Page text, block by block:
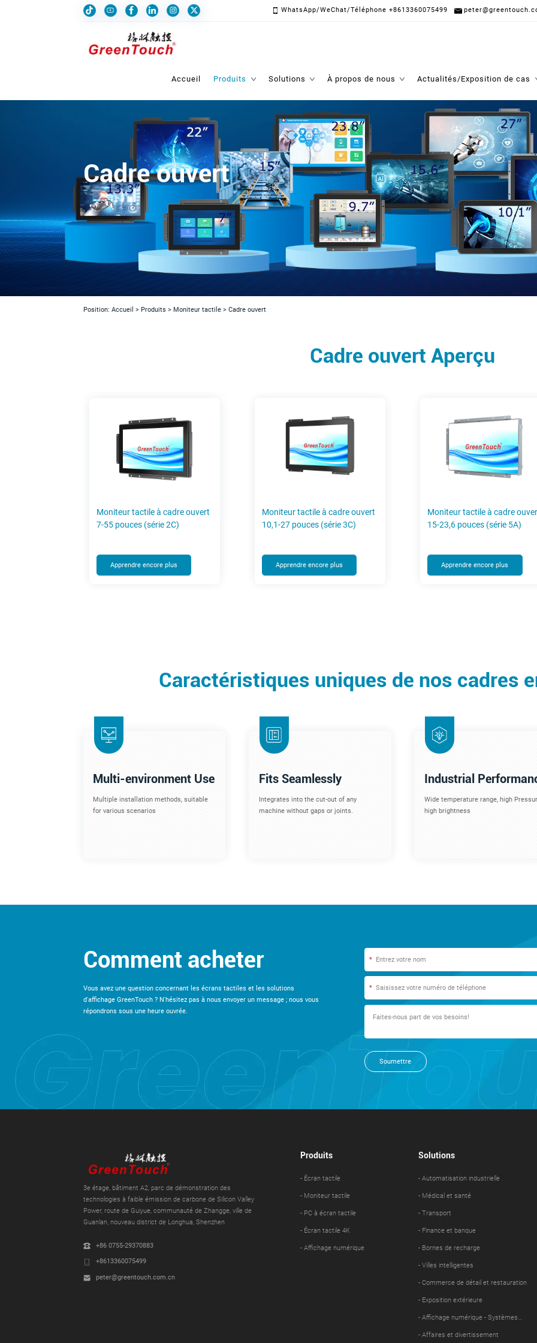
WhatsApp/WeChat/Téléphone +8613360075499
Accueil Produits Solutions À propos de nous Actualités/Exposition de cas
Cadre ouvert
Position: Accueil > Produits > Moniteur tactile>Cadre ouvert
Cadre ouvert Aperçu
Moniteur tactile à cadre ouvert
7-55 pouces (série 2C)
Apprendre encore plus
Moniteur tactile à cadre ouvert
10,1-27 pouces (série 3C)
Apprendre encore plus
Moniteur tactile à cadre
15-23,6 pouces (série 5A)
Apprendre encore plus
Caractéristiques uniques de nos cadres
Multi-environment Use
Multiple installation methods, suitable
for various scenarios
Fits Seamlessly
Integrates into the cut-out of any
machine without gaps or joints.
Industrial
Wide temperature range, high
high brightness
Comment acheter
Vous avez une question concernant les écrans tactiles et les solutions
d'affichage GreenTouch ? N'hésitez pas à nous envoyer un message ; nous vous
répondrons sous une heure ouvrée.
*
*
Soumettre
3e étage, bâtiment A2, parc de démonstration des
technologies à faible émission de carbone de Silicon Valley
Power, route de Guiyue, communauté de Zhangge, ville de
Guanlan, nouveau district de Longhua, Shenzhen
+86 0755-29370883
+8613360075499
peter@greentouch.com.cn
Produits
- Écran tactile
- Moniteur tactile
- PC à écran tactile
- Écran tactile 4K
- Affichage numérique
Solutions
- Automatisation industrielle
- Médical et santé
- Transport
- Finance et banque
- Bornes de recharge
- Villes intelligentes
- Commerce de détail et restauration
- Exposition extérieure
- Affichage numérique - Systèmes
d'information
- Affaires et divertissement